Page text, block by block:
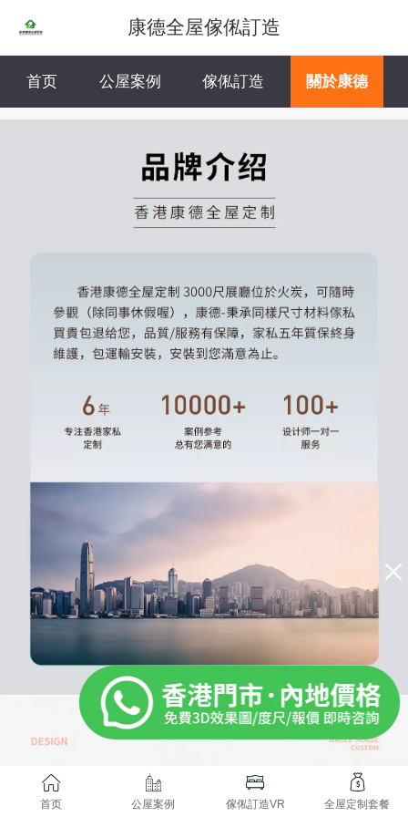
康德全屋傢俬訂造
首页 公屋案例 傢俬訂造 關於康德
首页 公屋案例 傢俬訂造VR 全屋定制套餐